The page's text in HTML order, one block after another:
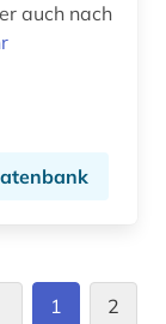
auch nach
1 2